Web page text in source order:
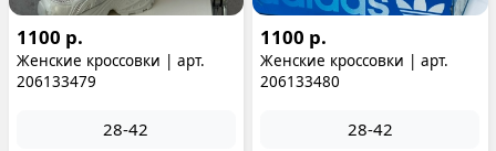
1100 р.
Женские кроссовки | арт.
206133479
28-42
1100 р.
Женские кроссовки | арт.
206133480
28-42